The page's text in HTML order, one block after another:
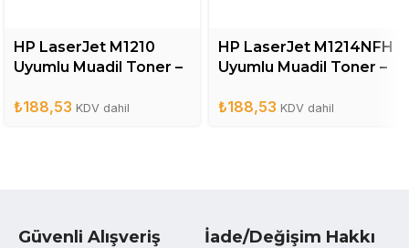
HP LaserJet M1210
Uyumlu Muadil Toner –
₺188,53 KDV dahil
HP LaserJet M1214NFH
Uyumlu Muadil Toner –
₺188,53 KDV dahil
Güvenli Alışveriş İade/Değişim Hakkı